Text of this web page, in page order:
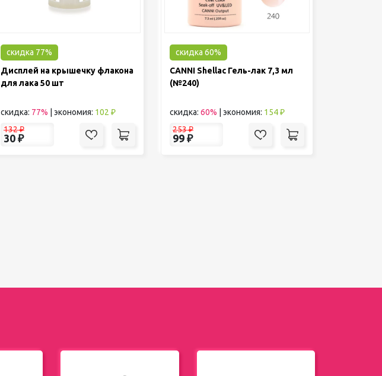
скидка 77%
Дисплей на крышечку флакона
для лака 50 шт
скидка: 77% | экономия: 102 ₽
132₽
30 ₽
скидка 60%
CANNI Shellac Гель-лак 7,3 мл
(№240)
скидка: 60% | экономия: 154 ₽
253₽
99 ₽